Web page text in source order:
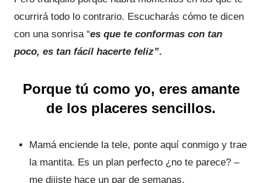
ocurrirá todo lo contrario. Escucharás cómo te dicen
con una sonrisa “es que te conformas con tan
poco, es tan fácil hacerte feliz”.
Porque tú como yo, eres amante
de los placeres sencillos.
Mamá enciende la tele, ponte aquí conmigo y trae
la mantita. Es un plan perfecto ¿no te parece? –
me dijiste hace un par de semanas.